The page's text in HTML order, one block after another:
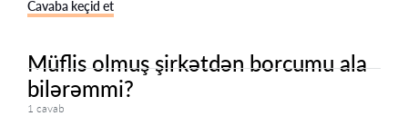
Cavaba keçid et
Müflis olmuş şirkətdən borcumu ala
bilərəmmi?
1 cavab